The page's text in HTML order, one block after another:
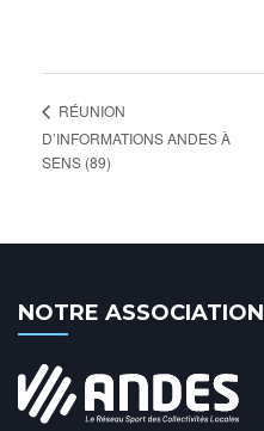
RÉUNION
D’INFORMATIONS ANDES À
SENS (89)
NOTRE ASSOCIATION